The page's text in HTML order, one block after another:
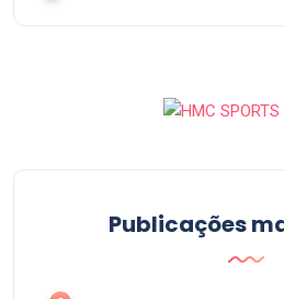
Publicações